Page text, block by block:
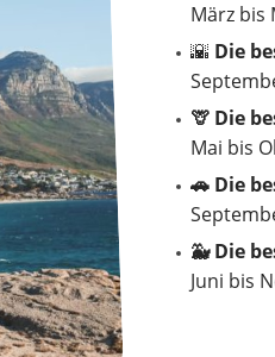
März bis
🌇 Die
🦒 Die
Mai bis
🚗 Die
🐳 Die
Juni bis